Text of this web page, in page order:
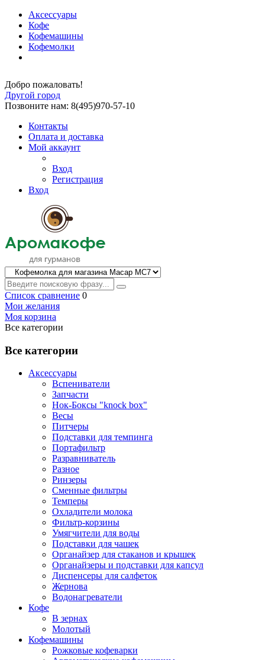
Аксессуары
Кофе
Кофемашины
Кофемолки
Добро пожаловать!
Другой город
Позвоните нам: 8(495)970-57-10
Контакты
Оплата и доставка
Мой аккаунт
Вход
Регистрация
Вход
Список сравнение 0
Мои желания
Моя корзина
Все категории
Все категории
Аксессуары
Вспениватели
Запчасти
Нок-Боксы "knock box"
Весы
Питчеры
Подставки для темпинга
Портафильтр
Разравниватель
Разное
Ринзеры
Сменные фильтры
Темперы
Охладители молока
Фильтр-корзины
Умягчители для воды
Подставки для чашек
Органайзер для стаканов и крышек
Органайзеры и подставки для капсул
Диспенсеры для салфеток
Жернова
Водонагреватели
Кофе
В зернах
Молотый
Кофемашины
Рожковые кофеварки